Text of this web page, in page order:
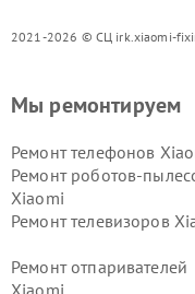
2021-2026 © СЦ irk.xiaomi-
Мы ремонтируем
Ремонт телефонов
Ремонт роботов-
Xiaomi
Ремонт телевизоров
Ремонт отпаривателей
Xiaomi